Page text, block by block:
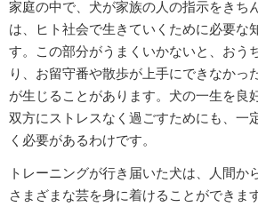
家庭の中で、犬が家族の人の指示をきち
は、ヒト社会で生きていくために必要な
す。この部分がうまくいかないと、おう
り、お留守番や散歩が上手にできなかっ
が生じることがあります。犬の一生を良
双方にストレスなく過ごすためにも、一
く必要があるわけです。
トレーニングが行き届いた犬は、人間か
さまざまな芸を身に着けることができま